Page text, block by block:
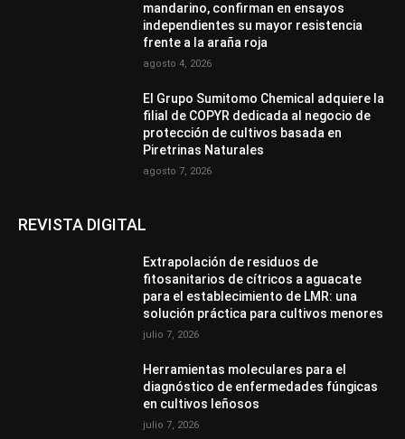
mandarino, confirman en ensayos
independientes su mayor resistencia
frente a la araña roja
agosto 4, 2026
El Grupo Sumitomo Chemical adquiere la
filial de COPYR dedicada al negocio de
protección de cultivos basada en
Piretrinas Naturales
agosto 7, 2026
REVISTA DIGITAL
Extrapolación de residuos de
fitosanitarios de cítricos a aguacate
para el establecimiento de LMR: una
solución práctica para cultivos menores
julio 7, 2026
Herramientas moleculares para el
diagnóstico de enfermedades fúngicas
en cultivos leñosos
julio 7, 2026